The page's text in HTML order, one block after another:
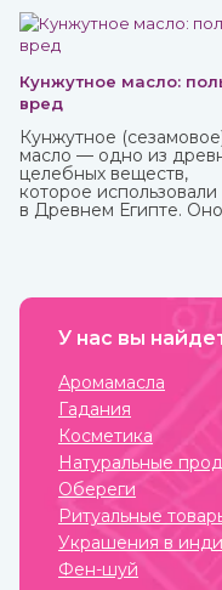
Кунжутное масло:
вред
Кунжутное
масло — одно из
целебных веществ,
которое
в Древнем Египте. Оно
долго, до 9 лет, может
ценных качеств.
У нас вы
Аромамасла
Гадания
Косметика
Натуральные
Обереги
Ритуальные
Украшения в
Фен-шуй